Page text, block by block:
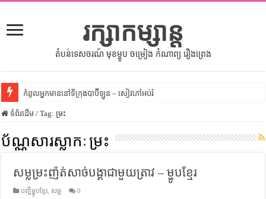
រក្សាកម្សាន្ត
តំបន់ទេសចរណ៍ មុខម្ហូប ចម្រៀង កំណាព្យ រឿងព្រេង
កំពូលអ្នកមាននៅទីក្រុងបាប៊ីឡូន – សៀវភៅអប់រំ
សីលធម៌នៅក្នុងសង្គមខ្មែរ – សៀវភៅចំណេះដឹងទូទៅ
សិល្បះចរចា – សៀវភៅពាណិជ្ជកម្ម
ដើមកំណើតអង្គរ – សៀវភៅចំណេះដឹងទូទៅ
ដើមកំណើតជនជាតិខ្មែរ – អត្ថបទស្រាវជ្រាវ
ទំព័រដើម / Tag:ម្រះ
ប័ណ្ណសារស្លាកៈម្រះ
សម្លម្រះញ៉ត់សាច់បង្គាជាមួយត្រាវ – ម្ហូបខ្មែរ
បញ្ជីម្ហូបខ្មែរ សម្ល 0